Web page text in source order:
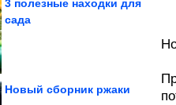
3 полезные находки для
сада
3 знака зодиака с
Новый сборник ржаки